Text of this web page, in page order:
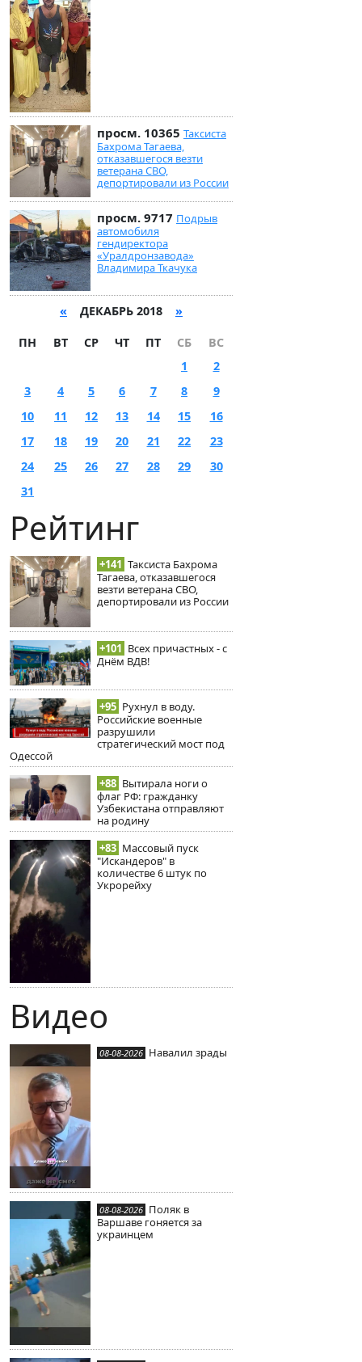
просм. 10365 Таксиста
Бахрома Тагаева,
отказавшегося везти
ветерана СВО,
депортировали из России
просм. 9717 Подрыв
автомобиля
гендиректора
«Уралдронзавода»
Владимира Ткачука
« ДЕКАБРЬ 2018 »
ПН ВТ СР ЧТ ПТ СБ
ВС
1
2
3
4 5 6 7 8
9
10
11 12 13 14 15
16
17
18 19 20 21 22
23
24
25 26 27 28 29
30
31
Рейтинг
+141 Таксиста Бахрома
Тагаева, отказавшегося
везти ветерана СВО,
депортировали из России
+101 Всех причастных - с
Днём ВДВ!
+95 Рухнул в воду.
Российские военные
разрушили
стратегический мост под
Одессой
+88 Вытирала ноги о
флаг РФ: гражданку
Узбекистана отправляют
на родину
+83 Массовый пуск
"Искандеров" в
количестве 6 штук по
Укрорейху
Видео
08-08-2026 Навалил зрады
08-08-2026 Поляк в
Варшаве гоняется за
украинцем